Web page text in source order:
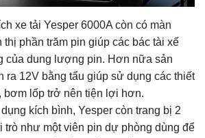
xe tải Yesper 6000A còn có màn
thị phần trăm pin giúp các bác tài xế
của dung lượng pin. Hơn nữa sản
ra 12V bằng tẩu giúp sử dụng các thiết
bơm lốp trở nên tiện lợi hơn.
kích bình, Yesper còn trang bị 2
trò như một viên pin dự phòng dùng để